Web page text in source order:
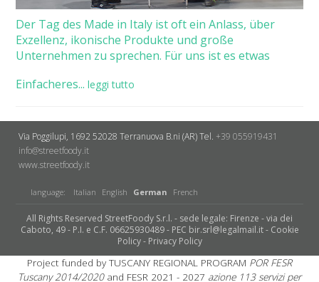
Der Tag des Made in Italy ist oft ein Anlass, über
Exzellenz, ikonische Produkte und große
Unternehmen zu sprechen. Für uns ist es etwas
Einfacheres... leggi tutto
Via Poggilupi, 1692 52028 Terranuova B.ni (AR)Tel. +39 055919431
info@streetfoody.it
www.streetfoody.it
language: Italian English German French
All Rights Reserved StreetFoody S.r.l. - sede legale: Firenze - via dei
Caboto, 49 - P.I. e C.F. 06625930489 - PEC bir.srl@legalmail.it - Cookie
Policy- Privacy Policy
Project funded by TUSCANY REGIONAL PROGRAM POR FESR
Tuscany 2014/2020and FESR 2021 - 2027 azione 113 servizi per